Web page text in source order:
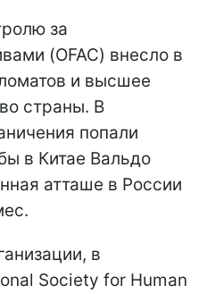
за
(OFAC) внесло в
и высшее
страны. В
попали
в Китае Вальдо
атташе в России
в
Society for Human